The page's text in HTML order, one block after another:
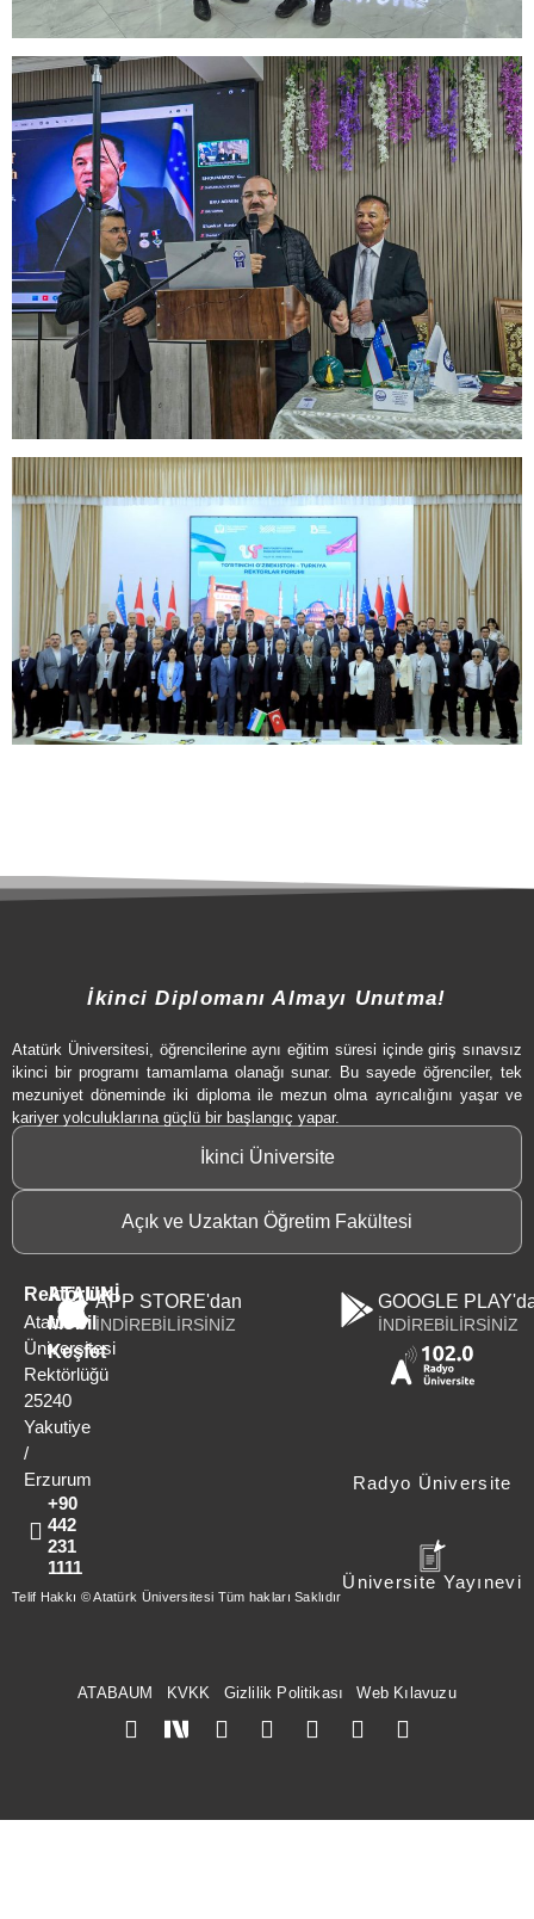
İkinci Diplomanı Almayı Unutma!
Atatürk Üniversitesi, öğrencilerine aynı eğitim süresi içinde giriş sınavsız
ikinci bir programı tamamlama olanağı sunar. Bu sayede öğrenciler, tek
mezuniyet döneminde iki diploma ile mezun olma ayrıcalığını yaşar ve
kariyer yolculuklarına güçlü bir başlangıç yapar.
İkinci Üniversite
Açık ve Uzaktan Öğretim Fakültesi
Rektörlük
Atatürk
Üniversitesi
Rektörlüğü
25240
Yakutiye
/
Erzurum
+90
442
231
1111
ATAUNİ
Mobil
Keşfet
APP STORE'dan
İNDİREBİLİRSİNİZ
GOOGLE
İNDİREBİLİRSİNİZ
Radyo Üniversite
Üniversite Yayınevi
Telif Hakkı © Atatürk Üniversitesi Tüm hakları Saklıdır
ATABAUM KVKK Gizlilik Politikası Web Kılavuzu